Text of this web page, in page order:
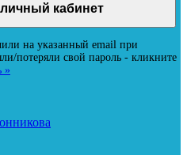
на указанный email при
потеряли свой пароль - кликните
»